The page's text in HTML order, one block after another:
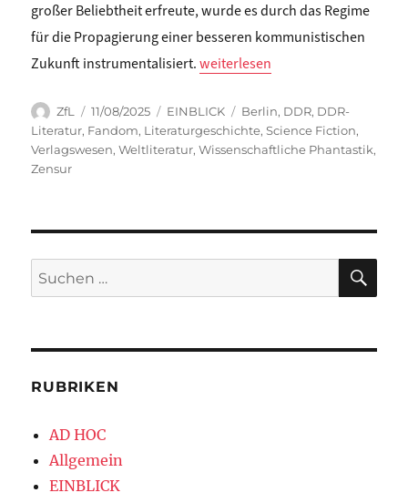
großer Beliebtheit erfreute, wurde es durch das Regime
für die Propagierung einer besseren kommunistischen
Zukunft instrumentalisiert.„Chiara Viceconti:
weiterlesen
Autor
ZfL
Veröffentlicht
am
11/08/2025 Kategorien
EINBLICK Schlagwörter
Berlin, DDR, DDR-
Literatur, Fandom, Literaturgeschichte,Science Fiction,
Verlagswesen,Weltliteratur,Wissenschaftliche Phantastik,
Zensur
Suchen
nach:
RUBRIKEN
AD HOC
Allgemein
EINBLICK